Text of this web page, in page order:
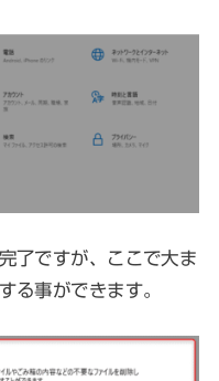
了ですが、ここで大ま
る事ができます。